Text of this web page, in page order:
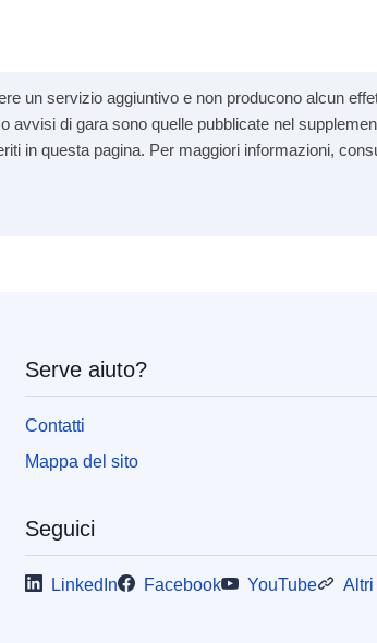
un servizio aggiuntivo e non producono alcun
avvisi di gara sono quelle pubblicate nel
in questa pagina. Per maggiori informazioni,
Serve aiuto?
Contatti
Mappa del sito
Seguici
LinkedIn Facebook YouTube Altri